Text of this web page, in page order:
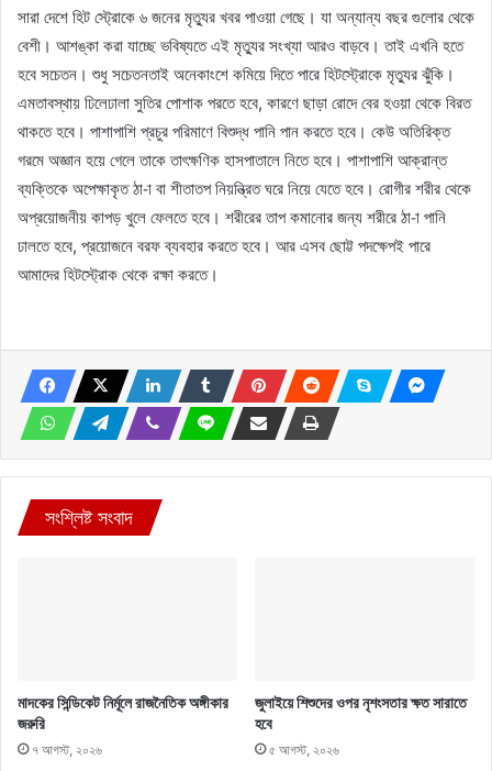
সারা দেশে হিট স্ট্রোকে ৬ জনের মৃত্যুর খবর পাওয়া গেছে। যা অন্যান্য বছর গুলোর থেকে
বেশী। আশঙ্কা করা যাচ্ছে ভবিষ্যতে এই মৃত্যুর সংখ্যা আরও বাড়বে। তাই এখনি হতে
হবে সচেতন। শুধু সচেতনতাই অনেকাংশে কমিয়ে দিতে পারে হিটস্ট্রোকে মৃত্যুর ঝুঁকি।
এমতাবস্থায় ঢিলেঢালা সুতির পোশাক পরতে হবে, কারণে ছাড়া রোদে বের হওয়া থেকে বিরত
থাকতে হবে। পাশাপাশি প্রচুর পরিমাণে বিশুদ্ধ পানি পান করতে হবে। কেউ অতিরিক্ত
গরমে অজ্ঞান হয়ে গেলে তাকে তাৎক্ষণিক হাসপাতালে নিতে হবে। পাশাপাশি আক্রান্ত
ব্যক্তিকে অপেক্ষাকৃত ঠা-া বা শীতাতপ নিয়ন্ত্রিত ঘরে নিয়ে যেতে হবে। রোগীর শরীর থেকে
অপ্রয়োজনীয় কাপড় খুলে ফেলতে হবে। শরীরের তাপ কমানোর জন্য শরীরে ঠা-া পানি
ঢালতে হবে, প্রয়োজনে বরফ ব্যবহার করতে হবে। আর এসব ছোট্ট পদক্ষেপই পারে
আমাদের হিটস্ট্রোক থেকে রক্ষা করতে।
সংশ্লিষ্ট সংবাদ
মাদকের সিন্ডিকেট নির্মূলে রাজনৈতিক অঙ্গীকার
জরুরি
৭ আগস্ট, ২০২৬
জুলাইয়ে শিশুদের ওপর নৃশংসতার ক্ষত সারাতে
হবে
৫ আগস্ট, ২০২৬